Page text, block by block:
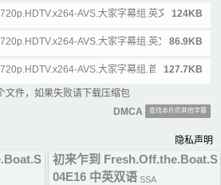
AVS.大家字幕组.英文.ass124KB
AVS.大家字幕组.英文.srt86.9KB
AVS.大家字幕组.首选.ass
127.7KB
文件，如果失败请下载压缩包
DMCA
查找本片的其他字幕
隐私声明
初来乍到 Fresh.Off.the.Boat.S
04E16 中英双语 SSA